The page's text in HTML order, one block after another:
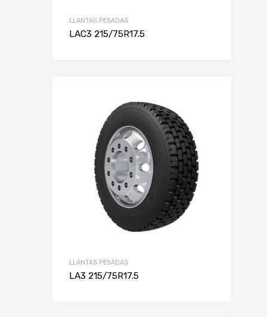
LLANTAS PESADAS
LAC3 215/75R17.5
LLANTAS PESADAS
LA3 215/75R17.5